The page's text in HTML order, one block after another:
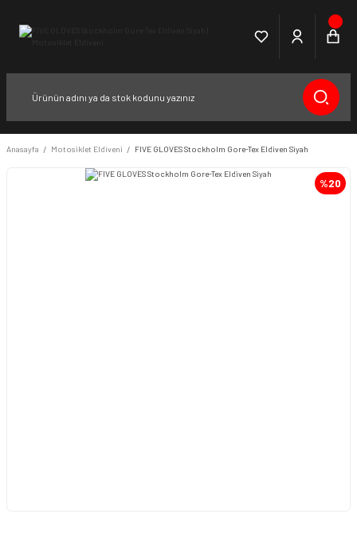
Anasayfa Motosiklet Eldiveni FIVE GLOVES Stockholm Gore-Tex Eldiven Siyah
%20